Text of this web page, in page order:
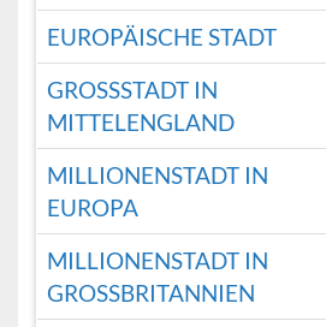
EUROPÄISCHE STADT
GROSSSTADT IN M
ITTELENGLAND
MILLIONENSTADT IN
EUROPA
MILLIONENSTADT IN
GROSSBRITANNIEN